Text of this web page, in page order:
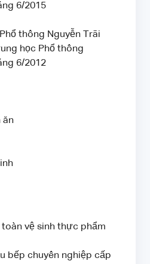
6/2015
thông Nguyễn Trãi
học Phổ thông
6/2012
ăn
vệ sinh thực phẩm
bếp chuyên nghiệp cấp